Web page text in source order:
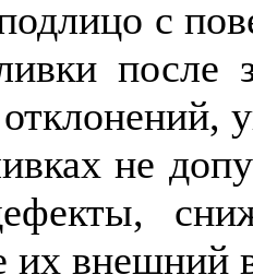
с
после
не
внешний